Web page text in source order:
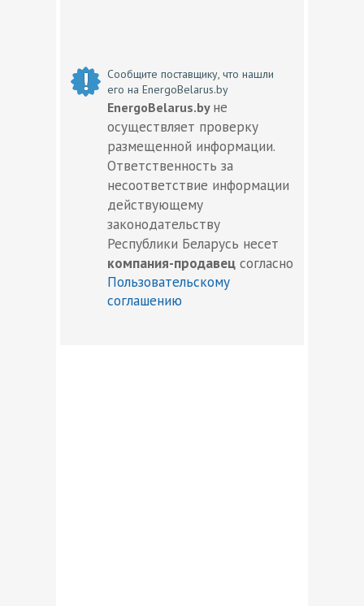
Сообщите поставщику, что нашли
его на EnergoBelarus.by
EnergoBelarus.by не
осуществляет проверку
размещенной информации.
Ответственность за
несоответствие информации
действующему
законодательству
Республики Беларусь несет
компания-продавец согласно
Пользовательскому
соглашению